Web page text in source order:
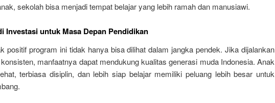
sekolah bisa menjadi tempat belajar yang lebih ramah dan manusiawi.
Investasi untuk Masa Depan Pendidikan
positif program ini tidak hanya bisa dilihat dalam jangka pendek. Jika dijalankan
manfaatnya dapat mendukung kualitas generasi muda Indonesia. Anak
terbiasa disiplin, dan lebih siap belajar memiliki peluang lebih besar untuk